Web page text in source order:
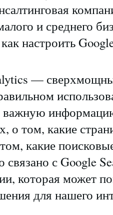
и среднего
настроить
—
о том, какие
какие
связано с Google
которая может
для нашего